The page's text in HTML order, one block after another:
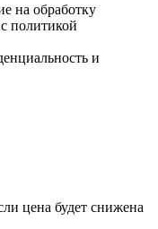
на обработку
политикой
и
цена будет снижена